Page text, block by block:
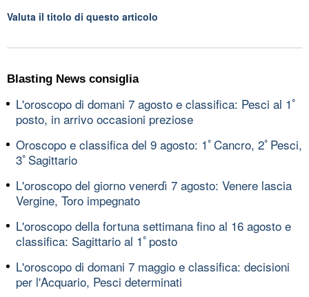
Valuta il titolo di questo articolo
Blasting News consiglia
L'oroscopo di domani 7 agosto e classifica: Pesci al 1ﾟ
posto, in arrivo occasioni preziose
Oroscopo e classifica del 9 agosto: 1ﾟCancro, 2ﾟPesci,
3ﾟSagittario
L'oroscopo del giorno venerdì 7 agosto: Venere lascia
Vergine, Toro impegnato
L'oroscopo della fortuna settimana fino al 16 agosto e
classifica: Sagittario al 1ﾟposto
L'oroscopo di domani 7 maggio e classifica: decisioni
per l'Acquario, Pesci determinati